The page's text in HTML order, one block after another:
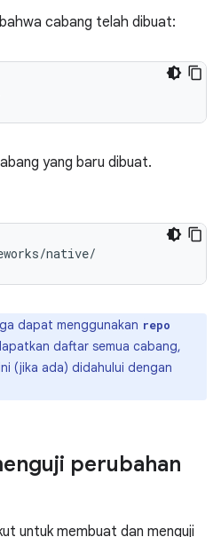
cabang telah dibuat:
yang baru dibuat.
native/
dapat menggunakan repo
daftar semua cabang,
(jika ada) didahului dengan
perubahan
untuk membuat dan menguji